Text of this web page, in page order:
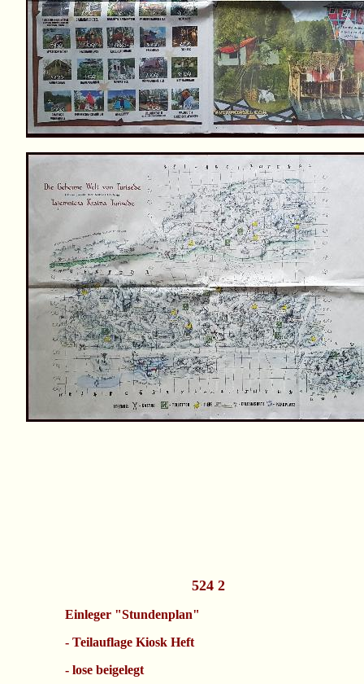
524 2
Einleger "Stundenplan"
- Teilauflage Kiosk Heft
- lose beigelegt